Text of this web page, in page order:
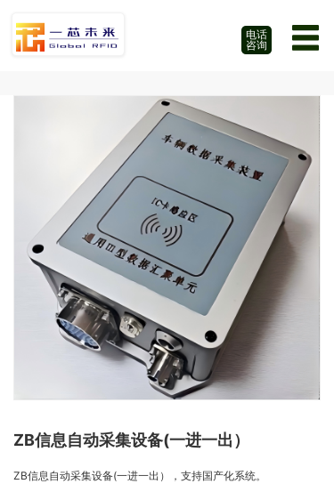
电话
咨询
ZB信息自动采集设备(一进一出）
ZB信息自动采集设备(一进一出），支持国产化系统。